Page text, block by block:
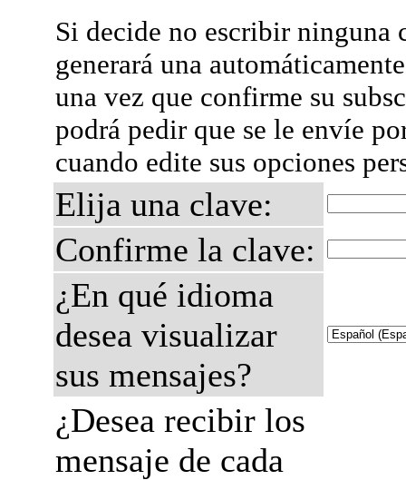
Si decide no escribir ninguna
generará una
una vez que confirme su
podrá pedir que se le envíe
cuando edite sus opciones
Elija una clave:
Confirme la clave:
¿En qué idioma
desea visualizar
sus mensajes?
¿Desea recibir los
mensaje de cada